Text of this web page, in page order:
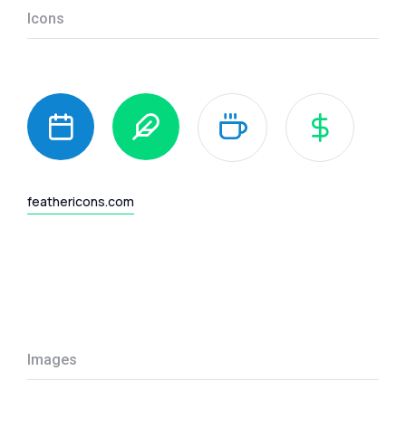
Icons
feathericons.com
Images